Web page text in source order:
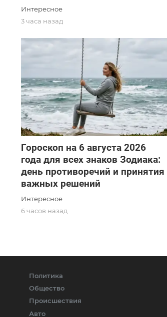
Интересное
3 часа назад
Гороскоп на 6 августа 2026
года для всех знаков Зодиака:
день противоречий и принятия
важных решений
Интересное
6 часов назад
Политика
Общество
Происшествия
Авто